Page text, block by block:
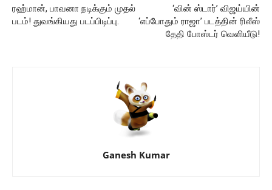
ரஹ்மான், பாவனா நடிக்கும் முதல்
படம்! துவங்கியது படப்பிடிப்பு.
‘வின் ஸ்டார்’ விஜய்யின்
‘எப்போதும் ராஜா’ படத்தின் ரிலீஸ்
தேதி போஸ்டர் வெளியீடு!
Ganesh Kumar